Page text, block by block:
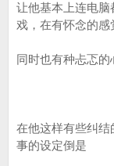
让他基本上连电
戏，在有怀念的感
同时也有种忐忑的
在他这样有些纠
事的设定倒是